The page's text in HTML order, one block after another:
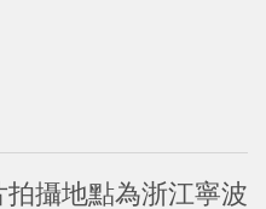
攝地點為浙江寧波